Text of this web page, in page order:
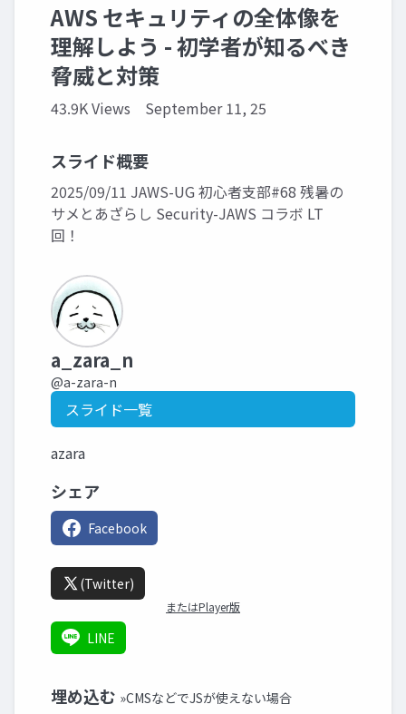
AWS セキュリティの全体像を
理解しよう - 初学者が知るべき
脅威と対策
43.9K Views September 11, 25
スライド概要
2025/09/11 JAWS-UG 初心者支部#68 残暑の
サメとあざらし Security-JAWS コラボ LT
回！
a_zara_n
@a-zara-n
スライド一覧
azara
シェア
Facebook
(Twitter)
またはPlayer版
LINE
埋め込む »CMSなどでJSが使えない場合